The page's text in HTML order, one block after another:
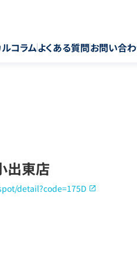
コラムよくある質問お問い合
出東店
detail?code=175D